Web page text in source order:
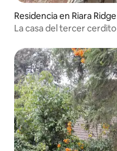
Residencia en Riara Ridge
La casa del tercer cerdito